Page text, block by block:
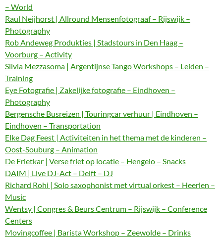
– World
Raul Neijhorst | Allround Mensenfotograaf – Rijswijk –
Photography
Rob Andeweg Produkties | Stadstours in Den Haag –
Voorburg – Activity
Silvia Mezzasoma | Argentijnse Tango Workshops – Leiden –
Training
Eye Fotografie | Zakelijke fotografie – Eindhoven –
Photography
Bergensche Busreizen | Touringcar verhuur | Eindhoven –
Eindhoven – Transportation
Elke Dag Feest | Activiteiten in het thema met de kinderen –
Oost-Souburg – Animation
De Frietkar | Verse friet op locatie – Hengelo – Snacks
DAIM | Live DJ-Act – Delft – DJ
Richard Rohi | Solo saxophonist met virtual orkest – Heerlen –
Music
Wentsy | Congres & Beurs Centrum – Rijswijk – Conference
Centers
Movingcoffee | Barista Workshop – Zeewolde – Drinks